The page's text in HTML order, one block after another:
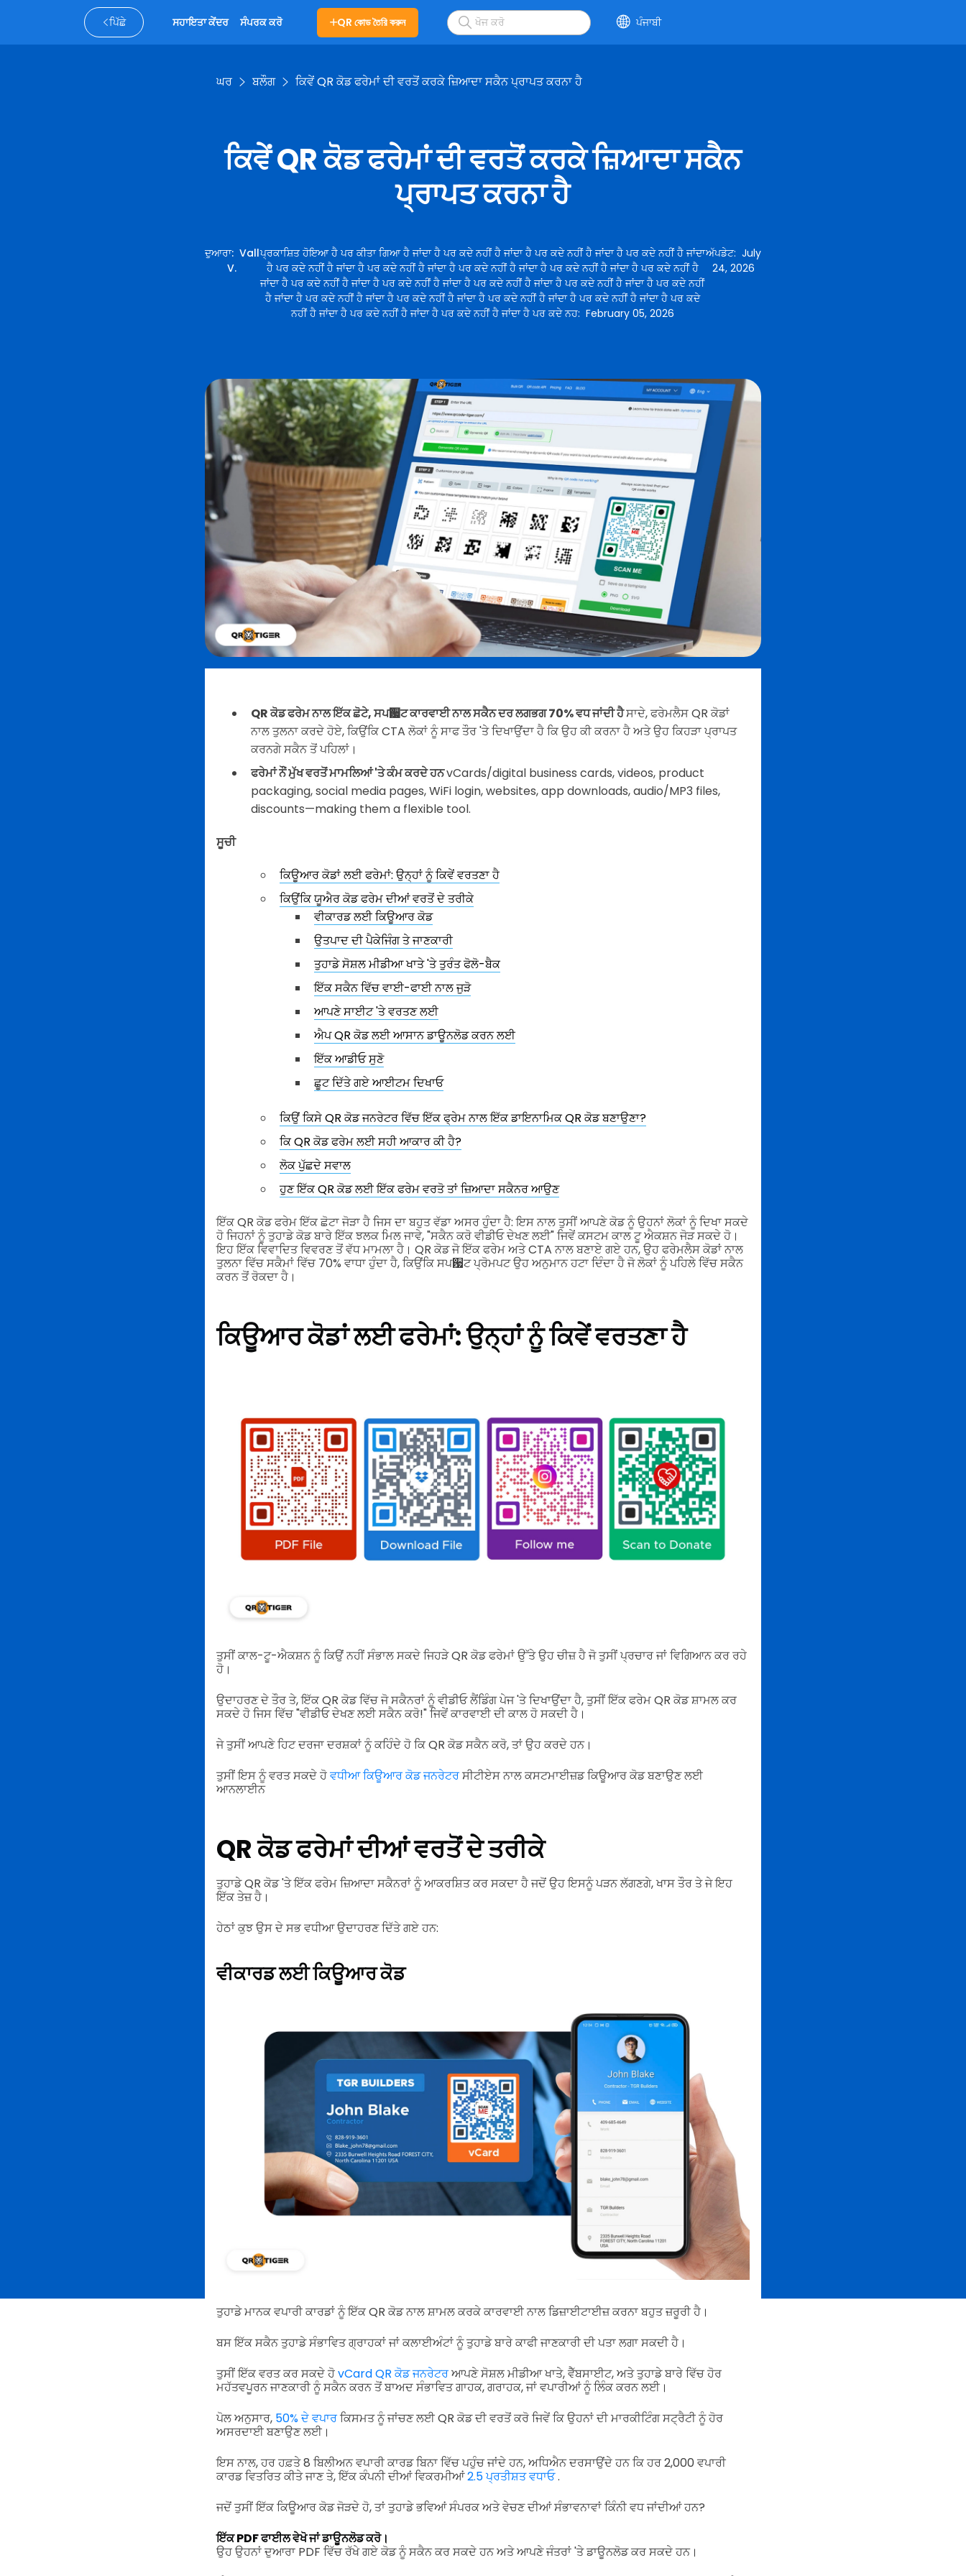
ਪਿੱਛੇ ਸਹਾਇਤਾ ਕੇਂਦਰ ਸੰਪਰਕ ਕਰੋ QR কোড তৈরি করুন ਪੰਜਾਬੀ
ਘਰ ਬਲੌਗ ਕਿਵੇਂ QR ਕੋਡ ਫਰੇਮਾਂ ਦੀ ਵਰਤੋਂ ਕਰਕੇ ਜ਼ਿਆਦਾ ਸਕੈਨ ਪ੍ਰਾਪਤ ਕਰਨਾ ਹੈ
ਕਿਵੇਂ QR ਕੋਡ ਫਰੇਮਾਂ ਦੀ ਵਰਤੋਂ ਕਰਕੇ ਜ਼ਿਆਦਾ ਸਕੈਨ
ਪ੍ਰਾਪਤ ਕਰਨਾ ਹੈ
ਦੁਆਰਾ: Vall
V.
ਪ੍ਰਕਾਸ਼ਿਤ ਹੋਇਆ ਹੈ ਪਰ ਕੀਤਾ ਗਿਆ ਹੈ ਜਾਂਦਾ ਹੈ ਪਰ ਕਦੇ ਨਹੀਂ ਹੈ ਜਾਂਦਾ ਹੈ ਪਰ ਕਦੇ ਨਹੀਂ ਹੈ ਜਾਂਦਾ ਹੈ ਪਰ ਕਦੇ ਨਹੀਂ ਹੈ ਜਾਂਦਾ
ਹੈ ਪਰ ਕਦੇ ਨਹੀਂ ਹੈ ਜਾਂਦਾ ਹੈ ਪਰ ਕਦੇ ਨਹੀਂ ਹੈ ਜਾਂਦਾ ਹੈ ਪਰ ਕਦੇ ਨਹੀਂ ਹੈ ਜਾਂਦਾ ਹੈ ਪਰ ਕਦੇ ਨਹੀਂ ਹੈ ਜਾਂਦਾ ਹੈ ਪਰ ਕਦੇ ਨਹੀਂ ਹੈ
ਜਾਂਦਾ ਹੈ ਪਰ ਕਦੇ ਨਹੀਂ ਹੈ ਜਾਂਦਾ ਹੈ ਪਰ ਕਦੇ ਨਹੀਂ ਹੈ ਜਾਂਦਾ ਹੈ ਪਰ ਕਦੇ ਨਹੀਂ ਹੈ ਜਾਂਦਾ ਹੈ ਪਰ ਕਦੇ ਨਹੀਂ ਹੈ ਜਾਂਦਾ ਹੈ ਪਰ ਕਦੇ ਨਹੀਂ
ਹੈ ਜਾਂਦਾ ਹੈ ਪਰ ਕਦੇ ਨਹੀਂ ਹੈ ਜਾਂਦਾ ਹੈ ਪਰ ਕਦੇ ਨਹੀਂ ਹੈ ਜਾਂਦਾ ਹੈ ਪਰ ਕਦੇ ਨਹੀਂ ਹੈ ਜਾਂਦਾ ਹੈ ਪਰ ਕਦੇ ਨਹੀਂ ਹੈ ਜਾਂਦਾ ਹੈ ਪਰ ਕਦੇ
ਨਹੀਂ ਹੈ ਜਾਂਦਾ ਹੈ ਪਰ ਕਦੇ ਨਹੀਂ ਹੈ ਜਾਂਦਾ ਹੈ ਪਰ ਕਦੇ ਨਹੀਂ ਹੈ ਜਾਂਦਾ ਹੈ ਪਰ ਕਦੇ ਨਹ: February 05, 2026
ਅੱਪਡੇਟ:July
24, 2026
QR ਕੋਡ ਫਰੇਮ ਨਾਲ ਇੱਕ ਛੋਟੇ, ਸਪ਷ਟ ਕਾਰਵਾਈ ਨਾਲ ਸਕੈਨ ਦਰ ਲਗਭਗ 70% ਵਧ ਜਾਂਦੀ ਹੈਸਾਦੇ, ਫਰੇਮਲੈਸ QR ਕੋਡਾਂ
ਨਾਲ ਤੁਲਨਾ ਕਰਦੇ ਹੋਏ, ਕਿਉਂਕਿ CTA ਲੋਕਾਂ ਨੂੰ ਸਾਫ ਤੌਰ 'ਤੇ ਦਿਖਾਉਂਦਾ ਹੈ ਕਿ ਉਹ ਕੀ ਕਰਨਾ ਹੈ ਅਤੇ ਉਹ ਕਿਹੜਾ ਪ੍ਰਾਪਤ
ਕਰਨਗੇ ਸਕੈਨ ਤੋਂ ਪਹਿਲਾਂ।
ਫਰੇਮਾਂ ਨੌਂ ਮੁੱਖ ਵਰਤੋਂ ਮਾਮਲਿਆਂ 'ਤੇ ਕੰਮ ਕਰਦੇ ਹਨvCards/digital business cards, videos, product
packaging, social media pages, WiFi login, websites, app downloads, audio/MP3 files,
discounts—making them a flexible tool.
ਸੂਚੀ
ਕਿਊਆਰ ਕੋਡਾਂ ਲਈ ਫਰੇਮਾਂ: ਉਨ੍ਹਾਂ ਨੂੰ ਕਿਵੇਂ ਵਰਤਣਾ ਹੈ
ਕਿਉਂਕਿ ਯੂਐਰ ਕੋਡ ਫਰੇਮ ਦੀਆਂ ਵਰਤੋਂ ਦੇ ਤਰੀਕੇ
ਵੀਕਾਰਡ ਲਈ ਕਿਊਆਰ ਕੋਡ
ਉਤਪਾਦ ਦੀ ਪੈਕੇਜਿੰਗ ਤੇ ਜਾਣਕਾਰੀ
ਤੁਹਾਡੇ ਸੋਸ਼ਲ ਮੀਡੀਆ ਖਾਤੇ 'ਤੇ ਤੁਰੰਤ ਫੋਲੋ-ਬੈਕ
ਇੱਕ ਸਕੈਨ ਵਿੱਚ ਵਾਈ-ਫਾਈ ਨਾਲ ਜੁੜੋ
ਆਪਣੇ ਸਾਈਟ 'ਤੇ ਵਰਤਣ ਲਈ
ਐਪ QR ਕੋਡ ਲਈ ਆਸਾਨ ਡਾਊਨਲੋਡ ਕਰਨ ਲਈ
ਇੱਕ ਆਡੀਓ ਸੁਣੋ
ਛੂਟ ਦਿੱਤੇ ਗਏ ਆਈਟਮ ਦਿਖਾਓ
ਕਿਉਂ ਕਿਸੇ QR ਕੋਡ ਜਨਰੇਟਰ ਵਿੱਚ ਇੱਕ ਫ੍ਰੇਮ ਨਾਲ ਇੱਕ ਡਾਇਨਾਮਿਕ QR ਕੋਡ ਬਣਾਉਣਾ?
ਕਿ QR ਕੋਡ ਫਰੇਮ ਲਈ ਸਹੀ ਆਕਾਰ ਕੀ ਹੈ?
ਲੋਕ ਪੁੱਛਦੇ ਸਵਾਲ
ਹੁਣ ਇੱਕ QR ਕੋਡ ਲਈ ਇੱਕ ਫਰੇਮ ਵਰਤੋ ਤਾਂ ਜ਼ਿਆਦਾ ਸਕੈਨਰ ਆਉਣ
ਇੱਕ QR ਕੋਡ ਫਰੇਮ ਇੱਕ ਛੋਟਾ ਜੋੜਾ ਹੈ ਜਿਸ ਦਾ ਬਹੁਤ ਵੱਡਾ ਅਸਰ ਹੁੰਦਾ ਹੈ: ਇਸ ਨਾਲ ਤੁਸੀਂ ਆਪਣੇ ਕੋਡ ਨੂੰ ਉਹਨਾਂ ਲੋਕਾਂ ਨੂੰ ਦਿਖਾ ਸਕਦੇ
ਹੋ ਜਿਹਨਾਂ ਨੂੰ ਤੁਹਾਡੇ ਕੋਡ ਬਾਰੇ ਇੱਕ ਝਲਕ ਮਿਲ ਜਾਵੇ, "ਸਕੈਨ ਕਰੋ ਵੀਡੀਓ ਦੇਖਣ ਲਈ" ਜਿਵੇਂ ਕਸਟਮ ਕਾਲ ਟੂ ਐਕਸ਼ਨ ਜੋੜ ਸਕਦੇ ਹੋ।
ਇਹ ਇੱਕ ਵਿਵਾਦਿਤ ਵਿਵਰਣ ਤੋਂ ਵੱਧ ਮਾਮਲਾ ਹੈ। QR ਕੋਡ ਜੋ ਇੱਕ ਫਰੇਮ ਅਤੇ CTA ਨਾਲ ਬਣਾਏ ਗਏ ਹਨ, ਉਹ ਫਰੇਮਲੈਸ ਕੋਡਾਂ ਨਾਲ
ਤੁਲਨਾ ਵਿੱਚ ਸਕੈਮਾਂ ਵਿੱਚ 70% ਵਾਧਾ ਹੁੰਦਾ ਹੈ, ਕਿਉਂਕਿ ਸਪ਷ਟ ਪ੍ਰੋਮਪਟ ਉਹ ਅਨੁਮਾਨ ਹਟਾ ਦਿੰਦਾ ਹੈ ਜੋ ਲੋਕਾਂ ਨੂੰ ਪਹਿਲੇ ਵਿੱਚ ਸਕੈਨ
ਕਰਨ ਤੋਂ ਰੋਕਦਾ ਹੈ।
ਕਿਊਆਰ ਕੋਡਾਂ ਲਈ ਫਰੇਮਾਂ: ਉਨ੍ਹਾਂ ਨੂੰ ਕਿਵੇਂ ਵਰਤਣਾ ਹੈ
ਤੁਸੀਂ ਕਾਲ-ਟੂ-ਐਕਸ਼ਨ ਨੂੰ ਕਿਉਂ ਨਹੀਂ ਸੰਭਾਲ ਸਕਦੇ ਜਿਹੜੇ QR ਕੋਡ ਫਰੇਮਾਂ ਉੱਤੇ ਉਹ ਚੀਜ਼ ਹੈ ਜੋ ਤੁਸੀਂ ਪ੍ਰਚਾਰ ਜਾਂ ਵਿਗਿਆਨ ਕਰ ਰਹੇ
ਹੋ।
ਉਦਾਹਰਣ ਦੇ ਤੌਰ ਤੇ, ਇੱਕ QR ਕੋਡ ਵਿੱਚ ਜੋ ਸਕੈਨਰਾਂ ਨੂੰ ਵੀਡੀਓ ਲੈਂਡਿੰਗ ਪੇਜ 'ਤੇ ਦਿਖਾਉਂਦਾ ਹੈ, ਤੁਸੀਂ ਇੱਕ ਫਰੇਮ QR ਕੋਡ ਸ਼ਾਮਲ ਕਰ
ਸਕਦੇ ਹੋ ਜਿਸ ਵਿੱਚ "ਵੀਡੀਓ ਦੇਖਣ ਲਈ ਸਕੈਨ ਕਰੋ!" ਜਿਵੇਂ ਕਾਰਵਾਈ ਦੀ ਕਾਲ ਹੋ ਸਕਦੀ ਹੈ।
ਜੇ ਤੁਸੀਂ ਆਪਣੇ ਹਿਟ ਦਰਜਾ ਦਰਸ਼ਕਾਂ ਨੂੰ ਕਹਿੰਦੇ ਹੋ ਕਿ QR ਕੋਡ ਸਕੈਨ ਕਰੋ, ਤਾਂ ਉਹ ਕਰਦੇ ਹਨ।
ਤੁਸੀਂ ਇਸ ਨੂੰ ਵਰਤ ਸਕਦੇ ਹੋਵਧੀਆ ਕਿਊਆਰ ਕੋਡ ਜਨਰੇਟਰਸੀਟੀਏਸ ਨਾਲ ਕਸਟਮਾਈਜ਼ਡ ਕਿਊਆਰ ਕੋਡ ਬਣਾਉਣ ਲਈ
ਆਨਲਾਈਨ
QR ਕੋਡ ਫਰੇਮਾਂ ਦੀਆਂ ਵਰਤੋਂ ਦੇ ਤਰੀਕੇ
ਤੁਹਾਡੇ QR ਕੋਡ 'ਤੇ ਇੱਕ ਫਰੇਮ ਜ਼ਿਆਦਾ ਸਕੈਨਰਾਂ ਨੂੰ ਆਕਰਸ਼ਿਤ ਕਰ ਸਕਦਾ ਹੈ ਜਦੋਂ ਉਹ ਇਸਨੂੰ ਪੜਨ ਲੱਗਣਗੇ, ਖਾਸ ਤੌਰ ਤੇ ਜੇ ਇਹ
ਇੱਕ ਤੇਜ਼ ਹੈ।
ਹੇਠਾਂ ਕੁਝ ਉਸ ਦੇ ਸਭ ਵਧੀਆ ਉਦਾਹਰਣ ਦਿੱਤੇ ਗਏ ਹਨ:
ਵੀਕਾਰਡ ਲਈ ਕਿਊਆਰ ਕੋਡ
ਤੁਹਾਡੇ ਮਾਨਕ ਵਪਾਰੀ ਕਾਰਡਾਂ ਨੂੰ ਇੱਕ QR ਕੋਡ ਨਾਲ ਸ਼ਾਮਲ ਕਰਕੇ ਕਾਰਵਾਈ ਨਾਲ ਡਿਜ਼ਾਈਟਾਈਜ਼ ਕਰਨਾ ਬਹੁਤ ਜ਼ਰੂਰੀ ਹੈ।
ਬਸ ਇੱਕ ਸਕੈਨ ਤੁਹਾਡੇ ਸੰਭਾਵਿਤ ਗ੍ਰਾਹਕਾਂ ਜਾਂ ਕਲਾਈਅੰਟਾਂ ਨੂੰ ਤੁਹਾਡੇ ਬਾਰੇ ਕਾਫੀ ਜਾਣਕਾਰੀ ਦੀ ਪਤਾ ਲਗਾ ਸਕਦੀ ਹੈ।
ਤੁਸੀਂ ਇੱਕ ਵਰਤ ਕਰ ਸਕਦੇ ਹੋvCard QR ਕੋਡ ਜਨਰੇਟਰਆਪਣੇ ਸੋਸ਼ਲ ਮੀਡੀਆ ਖਾਤੇ, ਵੈੱਬਸਾਈਟ, ਅਤੇ ਤੁਹਾਡੇ ਬਾਰੇ ਵਿੱਚ ਹੋਰ
ਮਹੱਤਵਪੂਰਨ ਜਾਣਕਾਰੀ ਨੂੰ ਸਕੈਨ ਕਰਨ ਤੋਂ ਬਾਅਦ ਸੰਭਾਵਿਤ ਗਾਹਕ, ਗਰਾਹਕ, ਜਾਂ ਵਪਾਰੀਆਂ ਨੂੰ ਲਿੰਕ ਕਰਨ ਲਈ।
ਪੋਲ ਅਨੁਸਾਰ, 50% ਦੇ ਵਪਾਰਕਿਸਮਤ ਨੂੰ ਜਾਂਚਣ ਲਈ QR ਕੋਡ ਦੀ ਵਰਤੋਂ ਕਰੋ ਜਿਵੇਂ ਕਿ ਉਹਨਾਂ ਦੀ ਮਾਰਕੀਟਿੰਗ ਸਟ੍ਰੈਟੀ ਨੂੰ ਹੋਰ
ਅਸਰਦਾਈ ਬਣਾਉਣ ਲਈ।
ਇਸ ਨਾਲ, ਹਰ ਹਫ਼ਤੇ 8 ਬਿਲੀਅਨ ਵਪਾਰੀ ਕਾਰਡ ਬਿਨਾ ਵਿੱਚ ਪਹੁੰਚ ਜਾਂਦੇ ਹਨ, ਅਧਿਐਨ ਦਰਸਾਉਂਦੇ ਹਨ ਕਿ ਹਰ 2,000 ਵਪਾਰੀ
ਕਾਰਡ ਵਿਤਰਿਤ ਕੀਤੇ ਜਾਣ ਤੇ, ਇੱਕ ਕੰਪਨੀ ਦੀਆਂ ਵਿਕਰਮੀਆਂ2.5 ਪ੍ਰਤੀਸ਼ਤ ਵਧਾਓ.
ਜਦੋਂ ਤੁਸੀਂ ਇੱਕ ਕਿਊਆਰ ਕੋਡ ਜੋੜਦੇ ਹੋ, ਤਾਂ ਤੁਹਾਡੇ ਭਵਿਆਂ ਸੰਪਰਕ ਅਤੇ ਵੇਚਣ ਦੀਆਂ ਸੰਭਾਵਨਾਵਾਂ ਕਿੰਨੀ ਵਧ ਜਾਂਦੀਆਂ ਹਨ?
ਇੱਕ PDF ਫਾਈਲ ਵੇਖੋ ਜਾਂ ਡਾਊਨਲੋਡ ਕਰੋ।
ਉਹ ਉਹਨਾਂ ਦੁਆਰਾ PDF ਵਿੱਚ ਰੱਖੇ ਗਏ ਕੋਡ ਨੂੰ ਸਕੈਨ ਕਰ ਸਕਦੇ ਹਨ ਅਤੇ ਆਪਣੇ ਜੰਤਰਾਂ 'ਤੇ ਡਾਊਨਲੋਡ ਕਰ ਸਕਦੇ ਹਨ।